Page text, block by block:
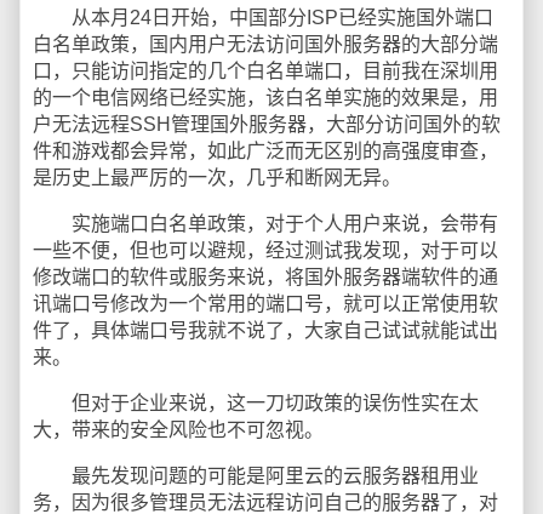
从本月24日开始，中国部分ISP已经实施国外端口
白名单政策，国内用户无法访问国外服务器的大部分端
口，只能访问指定的几个白名单端口，目前我在深圳用
的一个电信网络已经实施，该白名单实施的效果是，用
户无法远程SSH管理国外服务器，大部分访问国外的软
件和游戏都会异常，如此广泛而无区别的高强度审查，
是历史上最严厉的一次，几乎和断网无异。 ​​​​
实施端口白名单政策，对于个人用户来说，会带有
一些不便，但也可以避规，经过测试我发现，对于可以
修改端口的软件或服务来说，将国外服务器端软件的通
讯端口号修改为一个常用的端口号，就可以正常使用软
件了，具体端口号我就不说了，大家自己试试就能试出
来。
但对于企业来说，这一刀切政策的误伤性实在太
大，带来的安全风险也不可忽视。
最先发现问题的可能是阿里云的云服务器租用业
务，因为很多管理员无法远程访问自己的服务器了，对